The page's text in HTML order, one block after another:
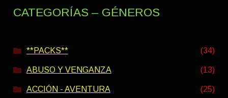
CATEGORÍAS – GÉNEROS
**PACKS** (34)
ABUSO Y VENGANZA (13)
ACCIÓN - AVENTURA (25)